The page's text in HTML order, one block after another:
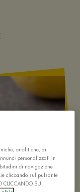
analitiche, di
personalizzati in
di navigazione
cliccando sul pulsante
CLICCANDO SU